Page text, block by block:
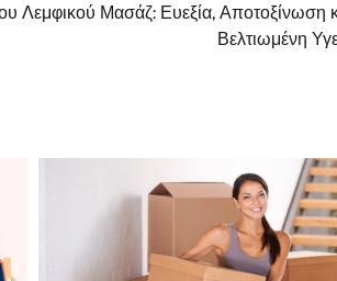
Λεμφικού Μασάζ: Ευεξία, Αποτοξίνωση
Βελτιωμένη